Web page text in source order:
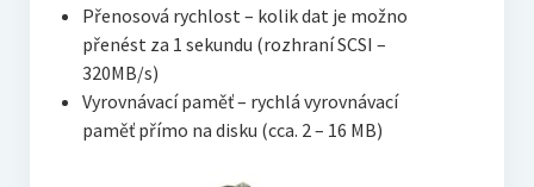
Přenosová rychlost – kolik dat je možno
přenést za 1 sekundu (rozhraní SCSI –
320MB/s)
Vyrovnávací paměť – rychlá vyrovnávací
paměť přímo na disku (cca. 2 – 16 MB)